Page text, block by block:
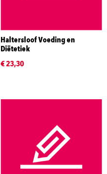
Haltersloof Voeding en
Diëtetiek
€ 23,30